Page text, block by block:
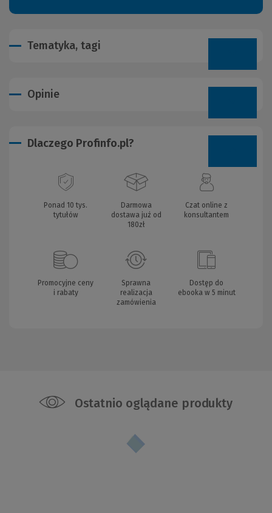
Tematyka, tagi
Opinie
Dlaczego Profinfo.pl?
Ponad 10 tys.
tytułów
Darmowa
dostawa już od
180zł
Czat online z
konsultantem
Promocyjne ceny
i rabaty
Sprawna
realizacja
zamówienia
Dostęp do
ebooka w 5 minut
Ostatnio oglądane produkty